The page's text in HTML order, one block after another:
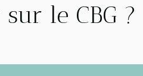
le CBG ?